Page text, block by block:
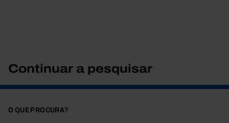
Continuar a pesquisar
O QUE PROCURA?